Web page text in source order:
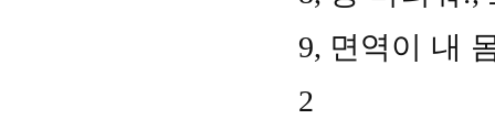
9, 면역이 내
2